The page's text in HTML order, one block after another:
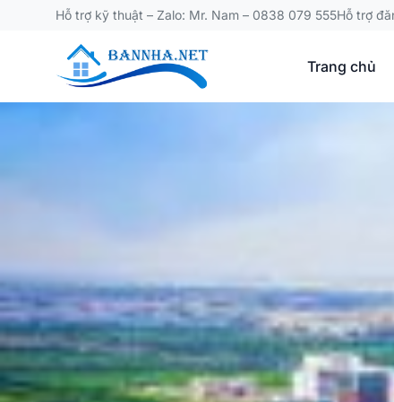
Hỗ trợ kỹ thuật – Zalo: Mr. Nam – 0838 079 555Hỗ trợ
Trang chủ